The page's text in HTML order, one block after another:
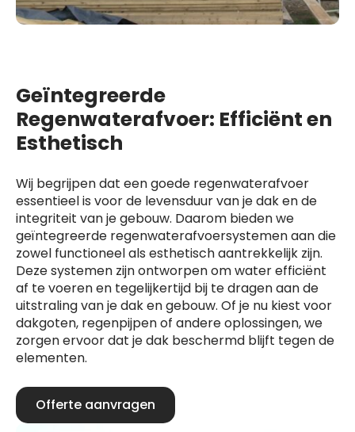
Geïntegreerde
Regenwaterafvoer: Efficiënt en
Esthetisch
Wij begrijpen dat een goede regenwaterafvoer
essentieel is voor de levensduur van je dak en de
integriteit van je gebouw. Daarom bieden we
geïntegreerde regenwaterafvoersystemen aan die
zowel functioneel als esthetisch aantrekkelijk zijn.
Deze systemen zijn ontworpen om water efficiënt
af te voeren en tegelijkertijd bij te dragen aan de
uitstraling van je dak en gebouw. Of je nu kiest voor
dakgoten, regenpijpen of andere oplossingen, we
zorgen ervoor dat je dak beschermd blijft tegen de
elementen.
Offerte aanvragen